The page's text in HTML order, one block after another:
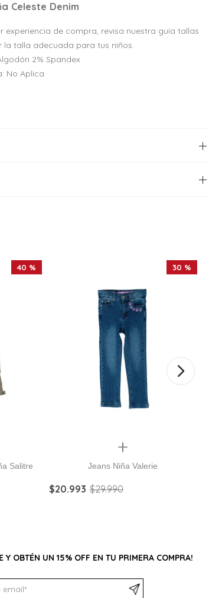
Celeste Denim
experiencia de compra, revisa nuestra guía tallas
la talla adecuada para tus niños.
2% Spandex
No Aplica
40 %
Salitre
30 %
Quickview
Jeans Niña Valerie
$20.993 $29.990
Y OBTÉN UN 15% OFF EN TU PRIMERA COMPRA!